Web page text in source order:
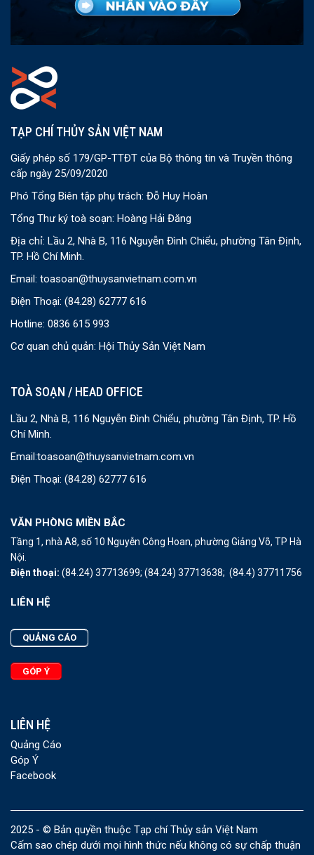
TẠP CHÍ THỦY SẢN VIỆT NAM
Giấy phép số 179/GP-TTĐT của Bộ thông tin và Truyền thông
cấp ngày 25/09/2020
Phó Tổng Biên tập phụ trách: Đỗ Huy Hoàn
Tổng Thư ký toà soạn: Hoàng Hải Đăng
Địa chỉ: Lầu 2, Nhà B, 116 Nguyễn Đình Chiểu, phường Tân Định,
TP. Hồ Chí Minh.
Email: toasoan@thuysanvietnam.com.vn
Điện Thoại: (84.28) 62777 616
Hotline: 0836 615 993
Cơ quan chủ quản: Hội Thủy Sản Việt Nam
TOÀ SOẠN / HEAD OFFICE
Lầu 2, Nhà B, 116 Nguyễn Đình Chiểu, phường Tân Định, TP. Hồ
Chí Minh.
Email:toasoan@thuysanvietnam.com.vn
Điện Thoại: (84.28) 62777 616
VĂN PHÒNG MIỀN BẮC
Tầng 1, nhà A8, số 10 Nguyễn Công Hoan, phường Giảng Võ, TP Hà
Nội.
Điện thoại: (84.24) 37713699; (84.24) 37713638; (84.4) 37711756
LIÊN HỆ
QUẢNG CÁO
GÓP Ý
LIÊN HỆ
Quảng Cáo
Góp Ý
Facebook
2025 - © Bản quyền thuộc Tạp chí Thủy sản Việt Nam
Cấm sao chép dưới mọi hình thức nếu không có sự chấp thuận